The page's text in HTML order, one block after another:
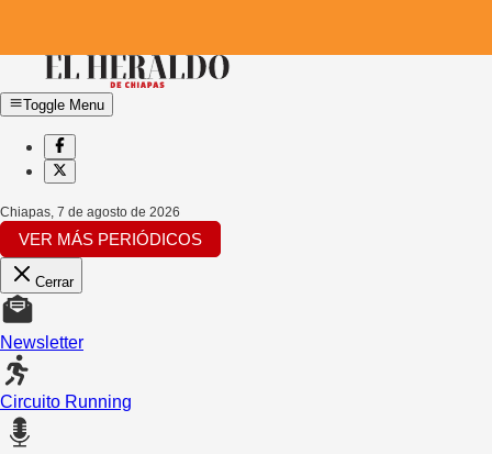
Toggle Menu
Chiapas, 7 de agosto de 2026
VER MÁS PERIÓDICOS
Cerrar
Newsletter
Circuito Running